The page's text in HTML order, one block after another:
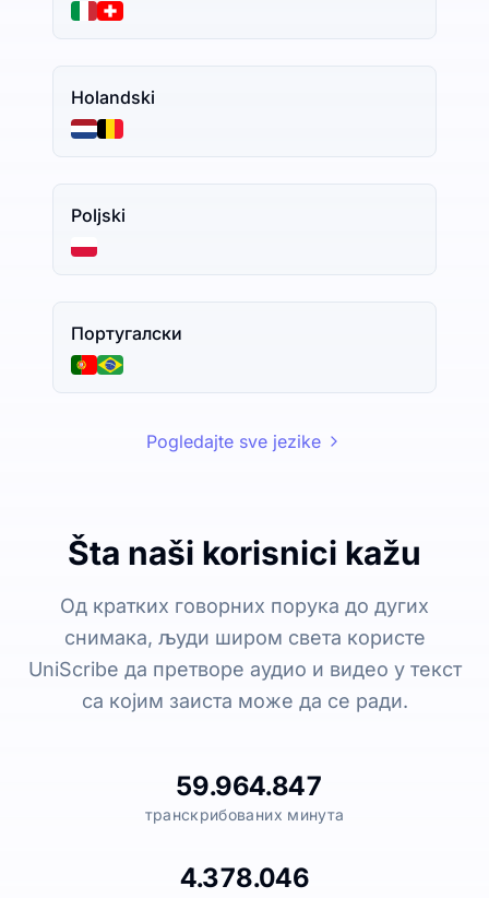
Holandski
Poljski
Португалски
Pogledajte sve jezike
Šta naši korisnici kažu
Од кратких говорних порука до дугих
снимака, људи широм света користе
UniScribe да претворе аудио и видео у текст
са којим заиста може да се ради.
59.964.847
транскрибованих минута
4.378.046